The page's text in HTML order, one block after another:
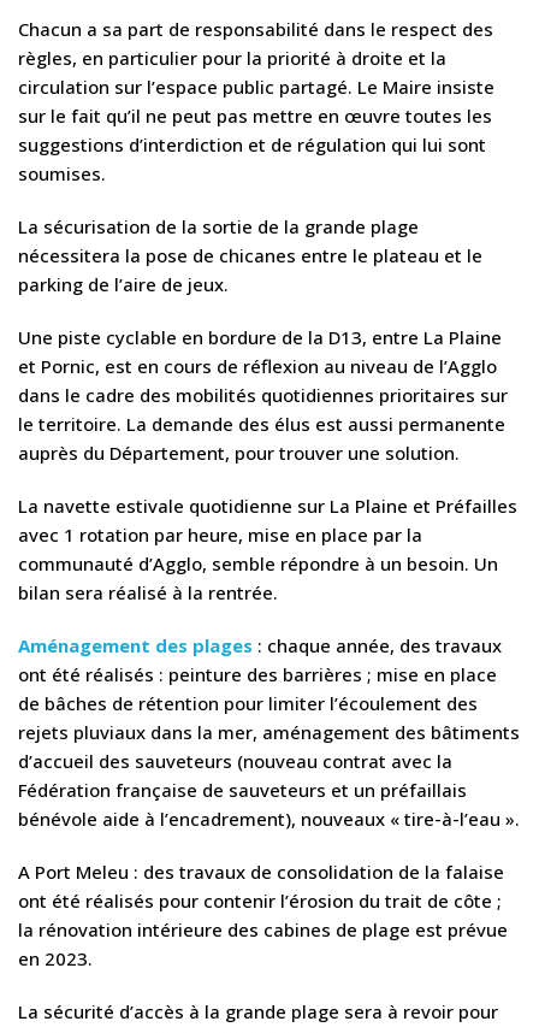
Chacun a sa part de responsabilité dans le respect des
règles, en particulier pour la priorité à droite et la
circulation sur l’espace public partagé. Le Maire insiste
sur le fait qu’il ne peut pas mettre en œuvre toutes les
suggestions d’interdiction et de régulation qui lui sont
soumises.
La sécurisation de la sortie de la grande plage
nécessitera la pose de chicanes entre le plateau et le
parking de l’aire de jeux.
Une piste cyclable en bordure de la D13, entre La Plaine
et Pornic, est en cours de réflexion au niveau de l’Agglo
dans le cadre des mobilités quotidiennes prioritaires sur
le territoire. La demande des élus est aussi permanente
auprès du Département, pour trouver une solution.
La navette estivale quotidienne sur La Plaine et Préfailles
avec 1 rotation par heure, mise en place par la
communauté d’Agglo, semble répondre à un besoin. Un
bilan sera réalisé à la rentrée.
Aménagement des plages : chaque année, des travaux
ont été réalisés : peinture des barrières ; mise en place
de bâches de rétention pour limiter l’écoulement des
rejets pluviaux dans la mer, aménagement des bâtiments
d’accueil des sauveteurs (nouveau contrat avec la
Fédération française de sauveteurs et un préfaillais
bénévole aide à l’encadrement), nouveaux « tire-à-l’eau ».
A Port Meleu : des travaux de consolidation de la falaise
ont été réalisés pour contenir l’érosion du trait de côte ;
la rénovation intérieure des cabines de plage est prévue
en 2023.
La sécurité d’accès à la grande plage sera à revoir pour